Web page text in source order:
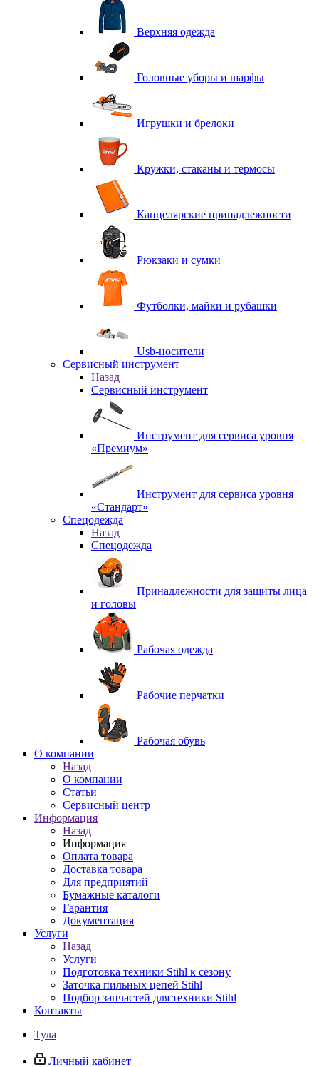
Верхняя одежда
Головные уборы и шарфы
Игрушки и брелоки
Кружки, стаканы и термосы
Канцелярские принадлежности
Рюкзаки и сумки
Футболки, майки и рубашки
Usb-носители
Сервисный инструмент
Назад
Сервисный инструмент
Инструмент для сервиса уровня
«Премиум»
Инструмент для сервиса уровня
«Стандарт»
Спецодежда
Назад
Спецодежда
Принадлежности для защиты лица
и головы
Рабочая одежда
Рабочие перчатки
Рабочая обувь
O компании
Назад
O компании
Статьи
Сервисный центр
Информация
Назад
Информация
Оплата товара
Доставка товара
Для предприятий
Бумажные каталоги
Гарантия
Документация
Услуги
Назад
Услуги
Подготовка техники Stihl к сезону
Заточка пильных цепей Stihl
Подбор запчастей для техники Stihl
Контакты
Тула
Личный кабинет